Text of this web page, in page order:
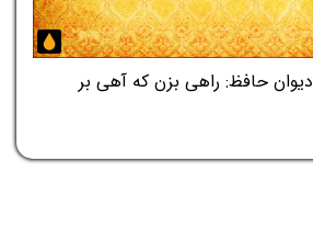
غزل شماره‌ی ۱۵۴ دیوان حافظ: راهی بزن که آهی بر